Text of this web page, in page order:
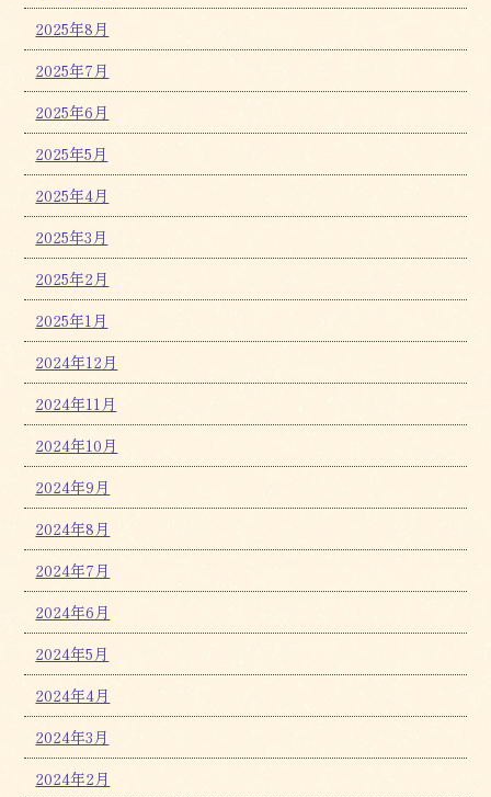
2025年8月
2025年7月
2025年6月
2025年5月
2025年4月
2025年3月
2025年2月
2025年1月
2024年12月
2024年11月
2024年10月
2024年9月
2024年8月
2024年7月
2024年6月
2024年5月
2024年4月
2024年3月
2024年2月